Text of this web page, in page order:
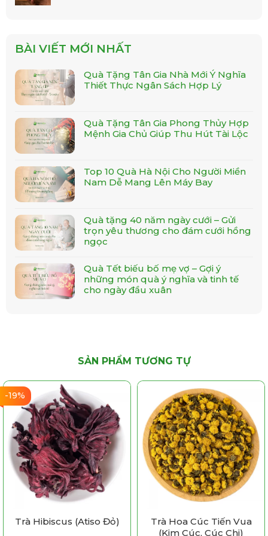
Trà Thanh Can
lạnh khử khuẩn hiện đại, không chất bảo quản, xứng
và gia đình. Nếu bạn muốn mua trà thanh can làm
quà tặng, đừng quên Hucotea có hỗ trợ đóng gói
theo set quà biếu tặng nhé!
SẢN XUẤT –ĐÓNG GÓI BỞI HUCO TEA
VIỆT NAM
HOTLINE: 081 219 6963
Hà Nội:152 Hạ Đình – Q. Thanh Xuân
Hồ Chí Minh:207/2/17 Nguyễn Văn Đậu, P11,
Q.Bình Thạnh
Huco Tea – trao tặng giá trị sức khỏe tinh thần đến
mọi nhà!
40.000₫.
BÀI VIẾT MỚI NHẤT
Quà Tặng Tân Gia Nhà Mới Ý Nghĩa
Thiết Thực Ngân Sách Hợp Lý
Quà Tặng Tân Gia Phong Thủy Hợp
Mệnh Gia Chủ Giúp Thu Hút Tài Lộc
Top 10 Quà Hà Nội Cho Người Miền
Nam Dễ Mang Lên Máy Bay
Quà tặng 40 năm ngày cưới – Gửi
trọn yêu thương cho đám cưới hồng
ngọc
Quà Tết biếu bố mẹ vợ – Gợi ý
những món quà ý nghĩa và tinh tế
cho ngày đầu xuân
SẢN PHẨM TƯƠNG TỰ
-19%
Trà Hibiscus (Atiso Đỏ)
Trà Hoa Cúc Tiến Vua
(Kim Cúc, Cúc Chi)